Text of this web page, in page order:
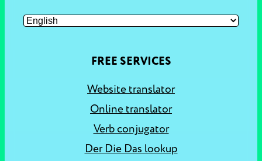
FREE SERVICES
Website translator
Online translator
Verb conjugator
Der Die Das lookup